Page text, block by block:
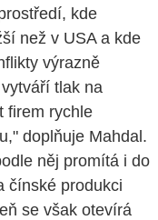
kde
než v USA a kde
výrazně
tlak na
firem rychle
doplňuje Mahdal.
něj promítá i do
čínské produkci
se však otevírá